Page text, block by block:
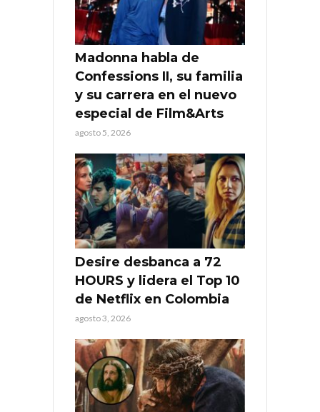
Madonna habla de
Confessions II, su familia
y su carrera en el nuevo
especial de Film&Arts
agosto 5, 2026
Desire desbanca a 72
HOURS y lidera el Top 10
de Netflix en Colombia
agosto 3, 2026